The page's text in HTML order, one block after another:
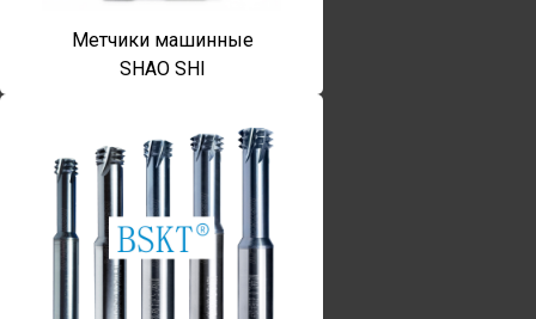
Метчики машинные
SHAO SHI